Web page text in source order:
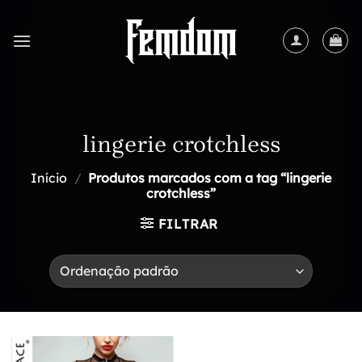
content
lingerie crotchless
Início / Produtos marcados com a tag “lingerie
crotchless”
FILTRAR